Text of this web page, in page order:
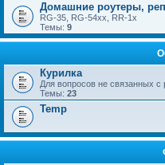
Домашние роутеры,
RG-35, RG-54xx, RR-1x
Темы: 9
Курилка
Для вопросов не связанных с
Темы: 23
Temp